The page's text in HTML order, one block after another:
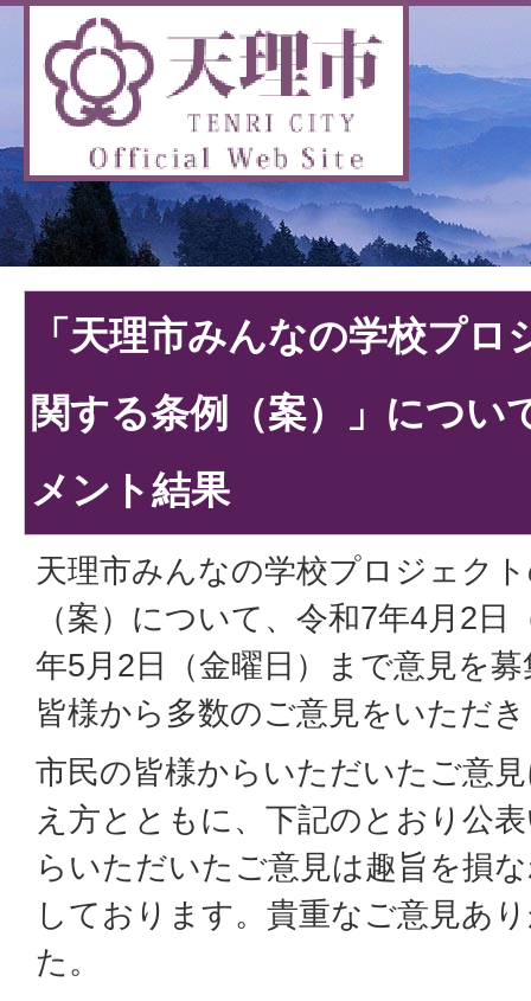
「天理市みんなの学校プ
関する条例（案）」につい
メント結果
天理市みんなの学校プロジェク
（案）について、令和7年4月2日
年5月2日（金曜日）まで意見を
皆様から多数のご意見をいただ
市民の皆様からいただいたご意
え方とともに、下記のとおり公
らいただいたご意見は趣旨を損
しております。貴重なご意見あ
た。